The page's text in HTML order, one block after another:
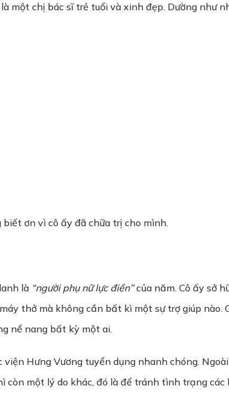
một chị bác sĩ trẻ tuổi và xinh đẹp. Dường như
ơn vì cô ấy đã chữa trị cho mình.
là “người phụ nữ lực điền”của năm. Cô ấy sở
thở mà không cần bất kì một sự trợ giúp nào.
nể nang bất kỳ một ai.
Hưng Vương tuyển dụng nhanh chóng.
còn một lý do khác, đó là để tránh tình trạng các